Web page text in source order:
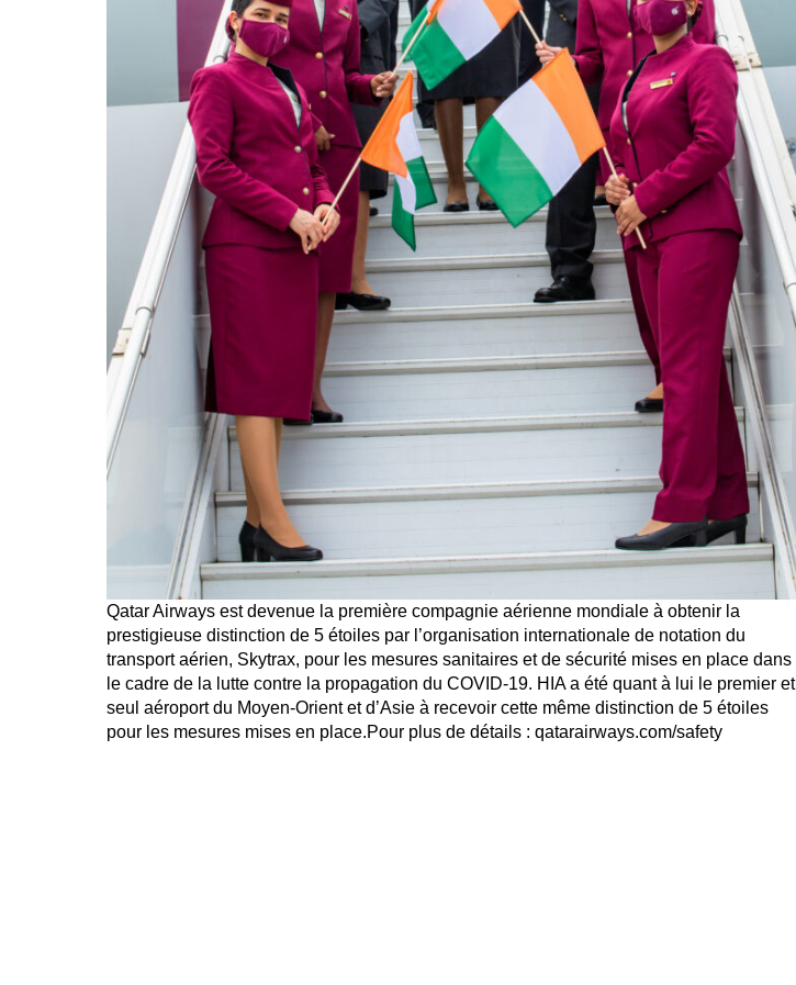
Qatar Airways est devenue la première compagnie aérienne mondiale à obtenir la
prestigieuse distinction de 5 étoiles par l’organisation internationale de notation du
transport aérien, Skytrax, pour les mesures sanitaires et de sécurité mises en place dans
le cadre de la lutte contre la propagation du COVID-19. HIA a été quant à lui le premier et
seul aéroport du Moyen-Orient et d’Asie à recevoir cette même distinction de 5 étoiles
pour les mesures mises en place.Pour plus de détails : qatarairways.com/safety